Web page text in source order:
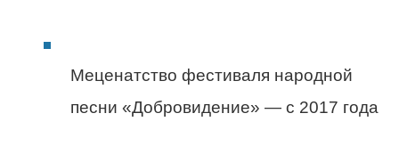
Меценатство фестиваля народной
песни «Добровидение» — с 2017 года